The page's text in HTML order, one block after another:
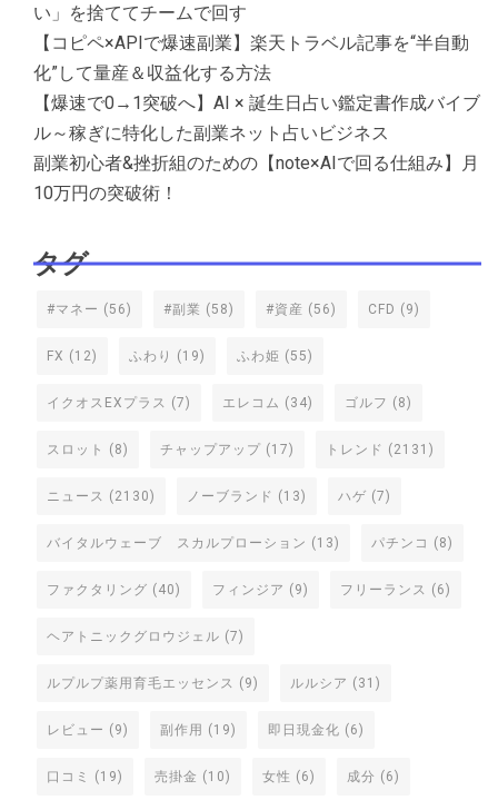
い」を捨ててチームで回す
【コピペ×APIで爆速副業】楽天トラベル記事を“半自動
化”して量産＆収益化する方法
【爆速で0→1突破へ】AI × 誕生日占い鑑定書作成バイブ
ル～稼ぎに特化した副業ネット占いビジネス
副業初心者&挫折組のための【note×AIで回る仕組み】月
10万円の突破術！
タグ
#マネー (56) #副業 (58) #資産 (56) CFD (9)
FX (12) ふわり (19) ふわ姫 (55)
イクオスEXプラス (7) エレコム (34) ゴルフ (8)
スロット (8) チャップアップ (17) トレンド (2131)
ニュース (2130) ノーブランド (13) ハゲ (7)
バイタルウェーブ スカルプローション (13) パチンコ (8)
ファクタリング (40) フィンジア (9) フリーランス (6)
ヘアトニックグロウジェル (7)
ルプルプ薬用育毛エッセンス (9) ルルシア (31)
レビュー (9) 副作用 (19) 即日現金化 (6)
口コミ (19) 売掛金 (10) 女性 (6) 成分 (6)